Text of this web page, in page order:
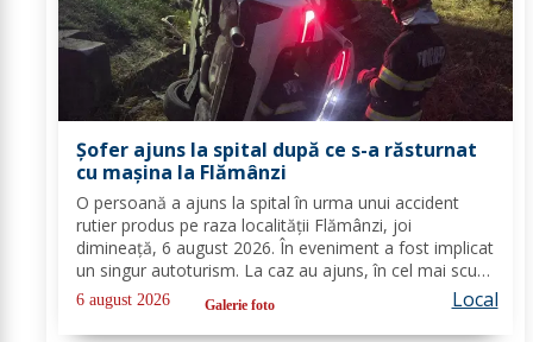
Șofer ajuns la spital după ce s-a răsturnat
cu mașina la Flămânzi
O persoană a ajuns la spital în urma unui accident
rutier produs pe raza localității Flămânzi, joi
dimineață, 6 august 2026. În eveniment a fost implicat
un singur autoturism. La caz au ajuns, în cel mai scurt
timp, pompierii din cadrul Punctului de Lucru Flămânzi,
cu o autospecială de stingere și...
6 august 2026 Galerie foto Local